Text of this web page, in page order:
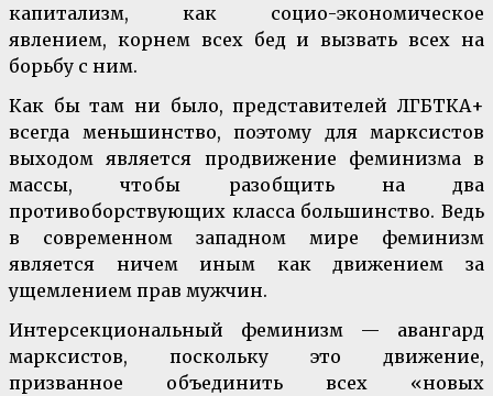
капитализм, как социо-экономическое
явлением, корнем всех бед и вызвать всех на
борьбу с ним.
Как бы там ни было, представителей ЛГБТКА+
всегда меньшинство, поэтому для марксистов
выходом является продвижение феминизма в
массы, чтобы разобщить на два
противоборствующих класса большинство. Ведь
в современном западном мире феминизм
является ничем иным как движением за
ущемлением прав мужчин.
Интерсекциональный феминизм — авангард
марксистов, поскольку это движение,
призванное объединить всех «новых